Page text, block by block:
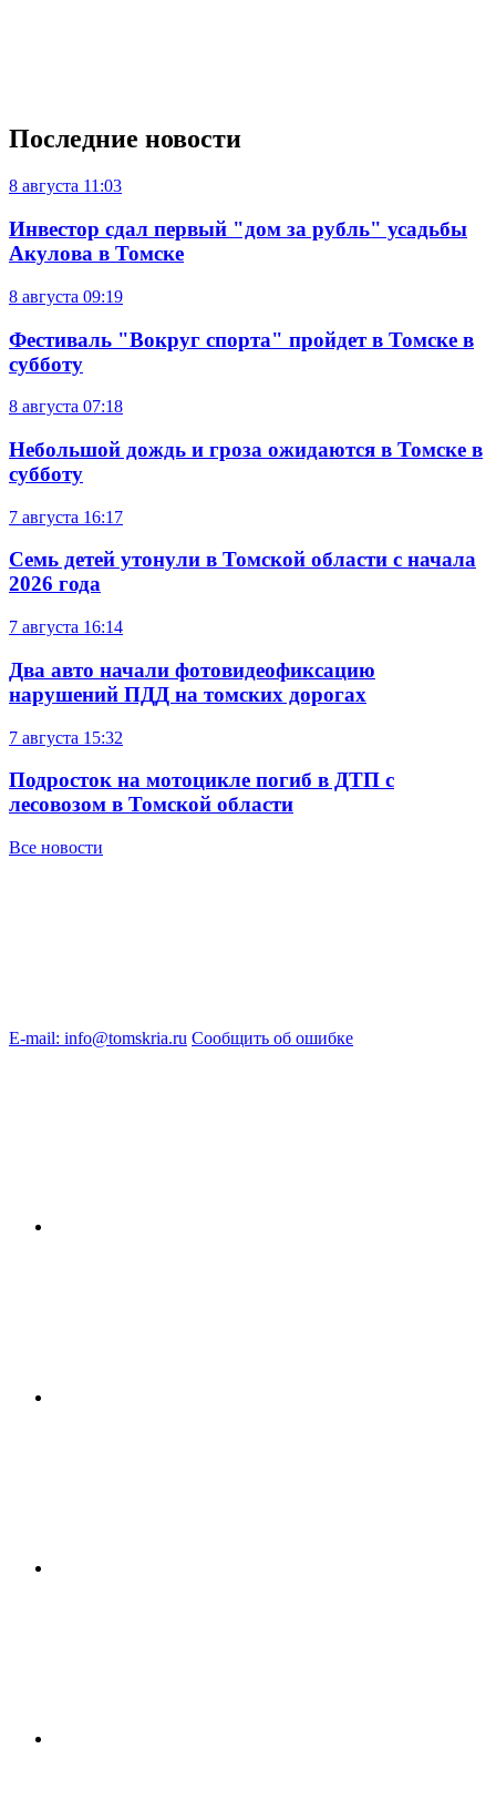
Последние новости
8 августа 11:03
Инвестор сдал первый "дом за рубль" усадьбы
Акулова в Томске
8 августа 09:19
Фестиваль "Вокруг спорта" пройдет в Томске в
субботу
8 августа 07:18
Небольшой дождь и гроза ожидаются в Томске в
субботу
7 августа 16:17
Семь детей утонули в Томской области с начала
2026 года
7 августа 16:14
Два авто начали фотовидеофиксацию
нарушений ПДД на томских дорогах
7 августа 15:32
Подросток на мотоцикле погиб в ДТП с
лесовозом в Томской области
Все новости
E-mail: info@tomskria.ru Сообщить об ошибке